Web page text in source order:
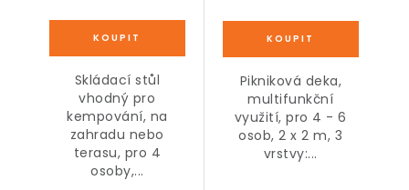
Skládací stůl
vhodný pro
kempování, na
zahradu nebo
terasu, pro 4
osoby,...
Pikniková deka,
multifunkční
využití, pro 4 - 6
osob, 2 x 2 m, 3
vrstvy:...